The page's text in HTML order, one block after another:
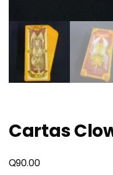
Cartas
Q90.00